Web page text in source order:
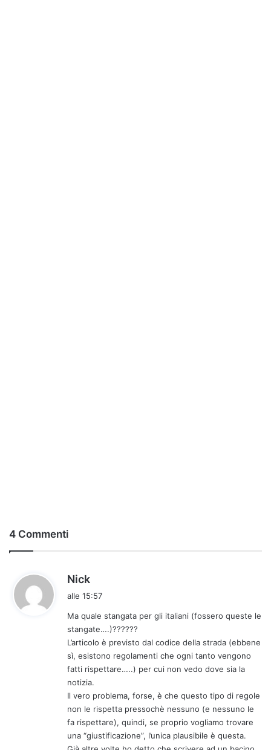
4 Commenti
Nick
e
t
t
o
:
alle 15:57
Ma quale stangata per gli italiani (fossero queste le
stangate….)??????
L’articolo è previsto dal codice della strada (ebbene
sì, esistono regolamenti che ogni tanto vengono
fatti rispettare…..) per cui non vedo dove sia la
notizia.
Il vero problema, forse, è che questo tipo di regole
non le rispetta pressochè nessuno (e nessuno le
fa rispettare), quindi, se proprio vogliamo trovare
una “giustificazione”, l’unica plausibile è questa.